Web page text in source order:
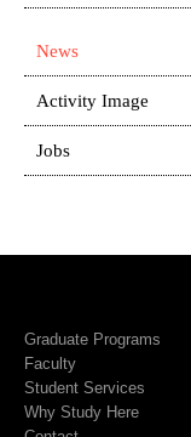
News
Activity Image
Jobs
Graduate Programs
Faculty
Student Services
Why Study Here